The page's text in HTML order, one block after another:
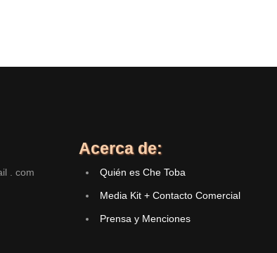
. com
Acerca de:
Quién es Che Toba
Media Kit + Contacto Comercial
Prensa y Menciones